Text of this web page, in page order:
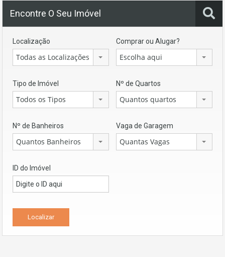
Encontre O Seu Imóvel
Localização
Todas as Localizações
Comprar ou Alugar?
Escolha aqui
Tipo de Imóvel
Todos os Tipos
Nº de Quartos
Quantos quartos
Nº de Banheiros
Quantos Banheiros
Vaga de Garagem
Quantas Vagas
ID do Imóvel